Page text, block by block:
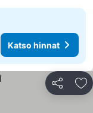
Katso hinnat
Jaa